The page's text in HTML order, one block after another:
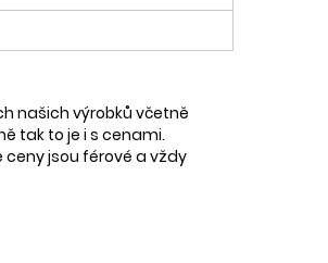
našich výrobků včetně
tak to je i s cenami.
jsou férové a vždy